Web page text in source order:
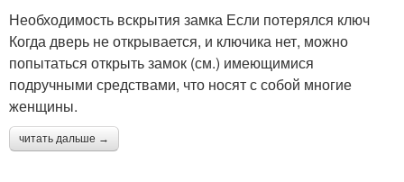
Необходимость вскрытия замка Если потерялся ключ
Когда дверь не открывается, и ключика нет, можно
попытаться открыть замок (см.) имеющимися
подручными средствами, что носят с собой многие
женщины.
читать дальше →